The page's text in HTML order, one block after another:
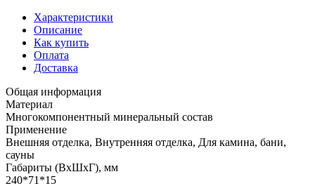
Характеристики
Описание
Как купить
Оплата
Доставка
Общая информация
Материал
Многокомпонентный минеральный состав
Применение
Внешняя отделка, Внутренняя отделка, Для камина, бани,
сауны
Габариты (ВхШхГ), мм
240*71*15